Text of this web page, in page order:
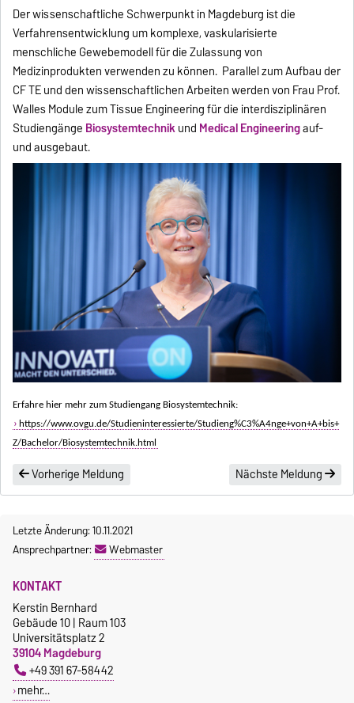
Der wissenschaftliche Schwerpunkt in Magdeburg ist die
Verfahrensentwicklung um komplexe, vaskularisierte
menschliche Gewebemodell für die Zulassung von
Medizinprodukten verwenden zu können. Parallel zum Aufbau der
CF TE und den wissenschaftlichen Arbeiten werden von Frau Prof.
Walles Module zum Tissue Engineering für die interdisziplinären
Studiengänge Biosystemtechnikund Medical Engineeringauf-
und ausgebaut.
Erfahre hier mehr zum Studiengang Biosystemtechnik:
https://www.ovgu.de/Studieninteressierte/Studieng%C3%A4nge+von+A+bis+
Z/Bachelor/Biosystemtechnik.html
Vorherige Meldung Nächste Meldung
Letzte Änderung: 10.11.2021
Ansprechpartner:
Webmaster
KONTAKT
Kerstin Bernhard
Gebäude 10 | Raum 103
Universitätsplatz 2
39104 Magdeburg
+49 391 67-58442
mehr…